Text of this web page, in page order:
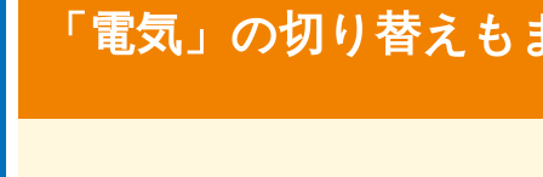
「電気」の切り替え